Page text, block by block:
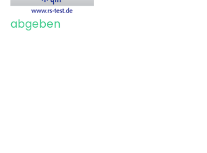
abgeben